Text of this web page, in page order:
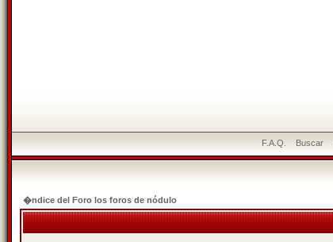
F.A.Q. Buscar
�ndice del Foro los foros de nódulo